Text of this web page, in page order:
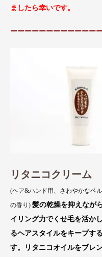
ましたら幸いです。
ーーーーーーーーーーーー
リタニコクリーム
(ヘア&ハンド用、さわやかなベ
の香り) 髪の乾燥を抑えなが
イリング力でくせ毛を活か
るヘアスタイルをキープす
す。リタニコオイルをブレ